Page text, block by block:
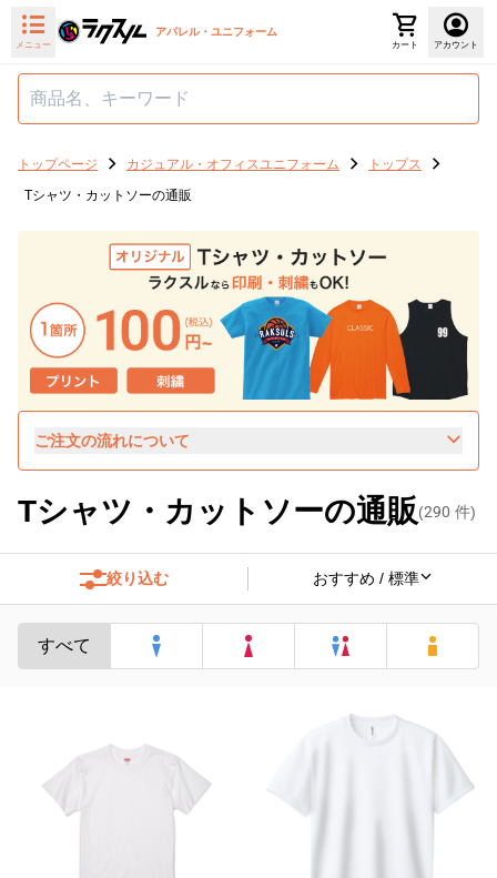
メニュー
アパレル・ユニフォーム
カート アカウント
トップページ カジュアル・オフィスユニフォーム
トップス
Tシャツ・カットソーの通販
ご注文の流れについて
Tシャツ・カットソーの通販(290 件)
絞り込む
すべて